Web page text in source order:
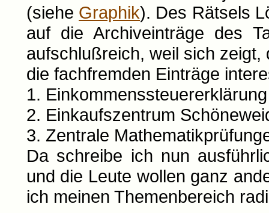
(siehe Graphik). Des Rätsels
auf die Archiveinträge des
aufschlußreich, weil sich
die fachfremden Einträge
1.
2. Einkaufszentrum
3. Zentrale
Da schreibe ich nun
und die Leute wollen ganz
ich meinen Themenbereich